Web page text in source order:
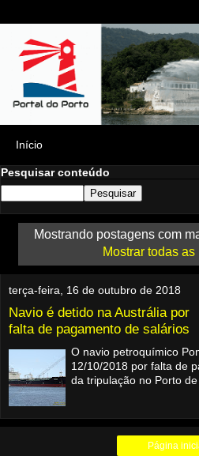
Pesquisar conteúdo
Mostrando postagens com
Mostrar todas
terça-feira, 16 de outubro de 2018
Navio é detido na Austrália por
falta de pagamento de salários
O navio petroquímico
12/10/2018 por falta de
da tripulação no Porto de
Página